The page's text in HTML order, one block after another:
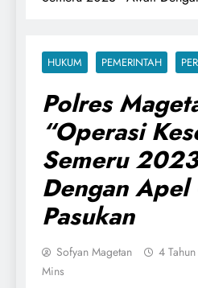
HUKUM PEMERINTAH
Polres
“Operasi
Semeru
Dengan Apel
Pasukan
Sofyan Magetan 4
Mins